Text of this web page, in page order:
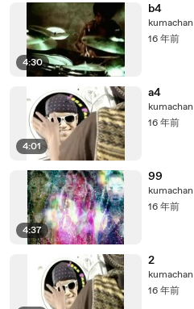
4:30
b4
kumachan
16 年前
4:01
a4
kumachan
16 年前
4:37
99
kumachan
16 年前
2
kumachan
16 年前